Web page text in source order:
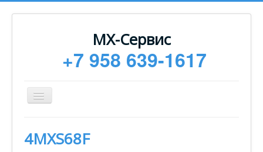
МХ-Сервис
+7 958 639-1617
Toggle
Navigation
Монтаж
4MXS68F